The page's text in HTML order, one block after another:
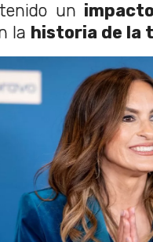
un
la historia de la